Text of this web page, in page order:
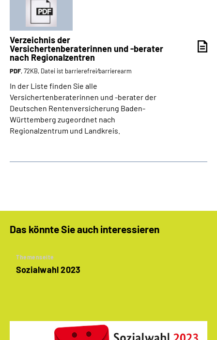
Verzeichnis der
Versichertenberaterinnen und -berater
nach Regionalzentren
PDF, 72KB, Datei ist barrierefrei⁄barrierearm
In der Liste finden Sie alle
Versichertenberaterinnen und -berater der
Deutschen Rentenversicherung Baden-
Württemberg zugeordnet nach
Regionalzentrum und Landkreis.
Das könnte Sie auch interessieren
Themenseite
Sozialwahl 2023